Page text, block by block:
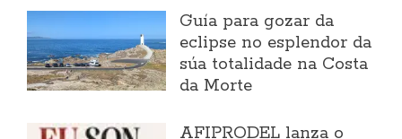
Guía para gozar da
eclipse no esplendor da
súa totalidade na Costa
da Morte
AFIPRODEL lanza o